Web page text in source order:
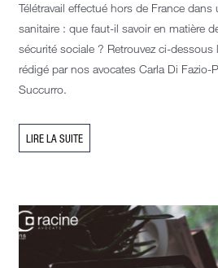
Télétravail effectué hors de France
sanitaire : que faut-il savoir en matière
sécurité sociale ? Retrouvez ci-
rédigé par nos avocates Carla Di Fazio-
Succurro.
LIRE LA SUITE